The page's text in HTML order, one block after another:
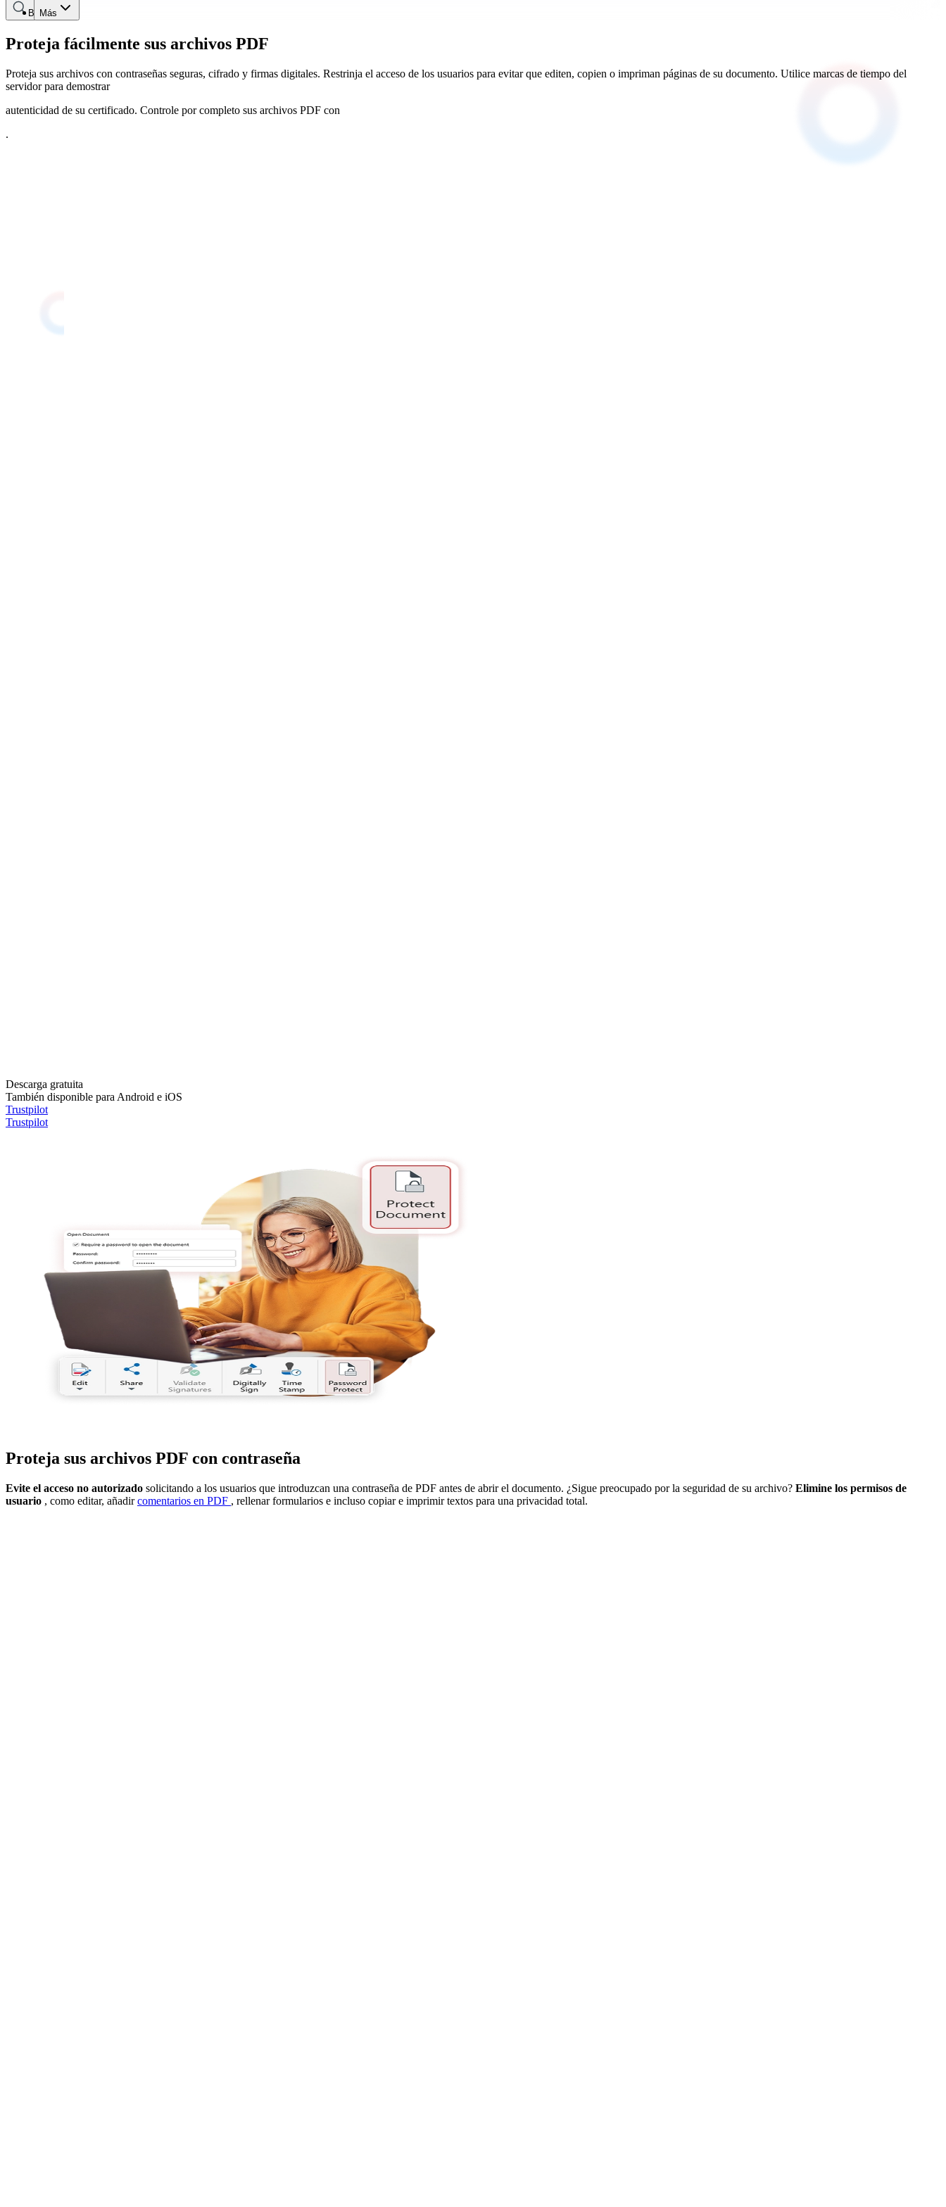
Más
Buscar
Proteja fácilmente sus archivos PDF
Proteja sus archivos con contraseñas seguras, cifrado y firmas digitales. Restrinja el acceso de los usuarios para evitar que editen, copien o impriman páginas de su documento. Utilice marcas de tiempo del
servidor para demostrar
autenticidad de su certificado. Controle por completo sus archivos PDF con
.
Descarga gratuita
También disponible para Android e iOS
Trustpilot
Trustpilot
Proteja sus archivos PDF con contraseña
Evite el acceso no autorizado solicitando a los usuarios que introduzcan una contraseña de PDF antes de abrir el documento. ¿Sigue preocupado por la seguridad de su archivo? Elimine los permisos de
usuario , como editar, añadircomentarios en PDF , rellenar formularios e incluso copiar e imprimir textos para una privacidad total.